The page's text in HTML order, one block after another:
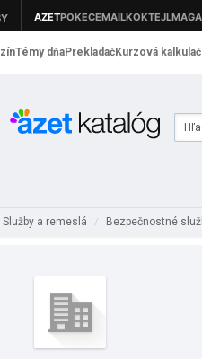
Služby a remeslá / Bezpečnostné